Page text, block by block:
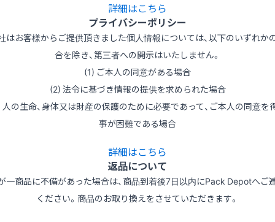
詳細はこちら
プライバシーポリシー
はお客様からご提供頂きました個人情報については、以下のいずれか
合を除き、第三者への開示はいたしません。
(1) ご本人の同意がある場合
(2) 法令に基づき情報の提供を求められた場合
の生命、身体又は財産の保護のために必要であって、ご本人の同意を
事が困難である場合
詳細はこちら
返品について
一商品に不備があった場合は、商品到着後7日以内にPack Depotへご
ください。商品のお取り換えをさせていただきます。